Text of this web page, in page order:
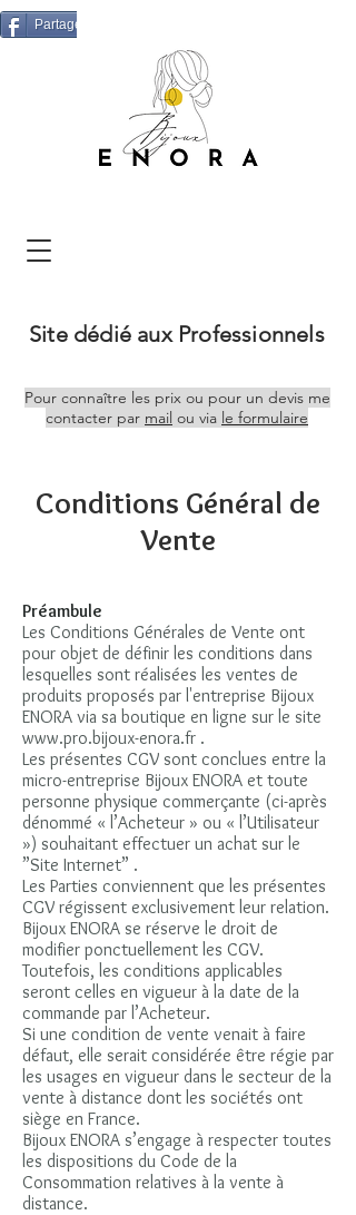
Partager
Site dédié aux Professionnels
Pour connaître les prixou pour un devis me
contacter par mail ou via le formulaire
Conditions Général de
Vente
Préambule
Les Conditions Générales de Vente ont
pour objet de définir les conditions dans
lesquelles sont réalisées les ventes de
produits proposés par l'entreprise Bijoux
ENORA via sa boutique en ligne sur le site
www.pro.bijoux-enora.fr .
Les présentes CGV sont conclues entre la
micro-entreprise Bijoux ENORA et toute
personne physique commerçante (ci-après
dénommé « l’Acheteur » ou « l’Utilisateur
») souhaitant effectuer un achat sur le
”Site Internet” .
Les Parties conviennent que les présentes
CGV régissent exclusivement leur relation.
Bijoux ENORA se réserve le droit de
modifier ponctuellement les CGV.
Toutefois, les conditions applicables
seront celles en vigueur à la date de la
commande par l’Acheteur.
Si une condition de vente venait à faire
défaut, elle serait considérée être régie par
les usages en vigueur dans le secteur de la
vente à distance dont les sociétés ont
siège en France.
Bijoux ENORA s’engage à respecter toutes
les dispositions du Code de la
Consommation relatives à la vente à
distance.